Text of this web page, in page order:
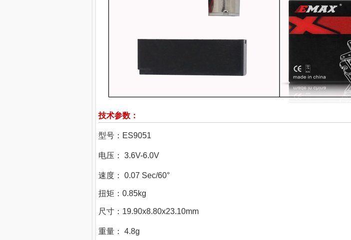
技术参数：
型号：ES9051
电压： 3.6V-6.0V
速度： 0.07 Sec/60°
扭矩：0.85kg
尺寸：19.90x8.80x23.10mm
重量： 4.8g